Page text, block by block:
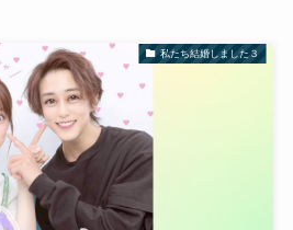
私たち結婚しました３